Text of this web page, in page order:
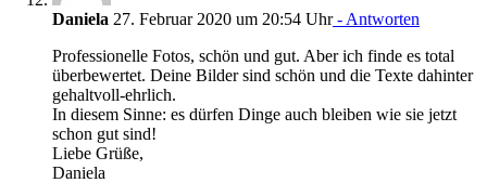
Daniela 27. Februar 2020 um 20:54 Uhr- Antworten
Professionelle Fotos, schön und gut. Aber ich finde es total
überbewertet. Deine Bilder sind schön und die Texte dahinter
gehaltvoll-ehrlich.
In diesem Sinne: es dürfen Dinge auch bleiben wie sie jetzt
schon gut sind!
Liebe Grüße,
Daniela